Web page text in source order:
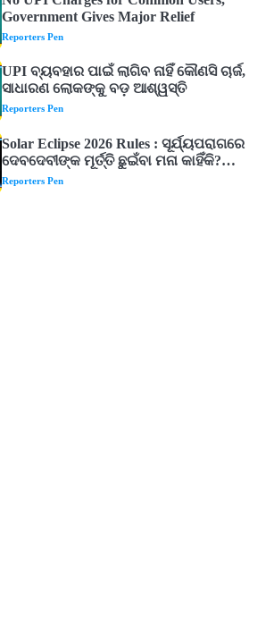
ସାଧାରଣ ଲୋକଙ୍କୁ ବଡ଼ ଆଶ୍ୱସ୍ତି
Reporters Pen
Solar Eclipse 2026 Rules : ସୂର୍ଯ୍ୟପରାଗରେ
ଦେବଦେବୀଙ୍କ ମୂର୍ତ୍ତି ଛୁଇଁବା ମନା କାହିଁକି?
ଜାଣନ୍ତୁ ଏହା ପଛରେ ଥିବା ଧାର୍ମିକ ମାନ୍ୟତା
Reporters Pen
Dreaming of Gold, Peacock or Temple?
Know What These 5 Auspicious Dreams
Are Believed to Mean
Reporters Pen